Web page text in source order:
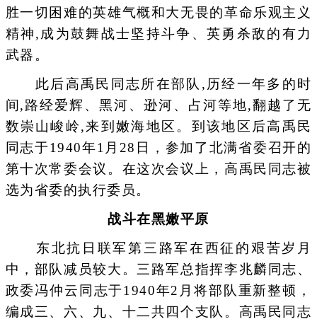
胜一切困难的英雄气概和大无畏的革命乐观主义
精神,成为鼓舞战士坚持斗争、英勇杀敌的有力
武器。
此后高禹民同志所在部队,历经一年多的时
间,路经爱辉、黑河、逊河、占河等地,翻越了无
数崇山峻岭,来到嫩海地区。到该地区后高禹民
同志于1940年1月28日，参加了北满省委召开的
第十次常委会议。在这次会议上，高禹民同志被
选为省委的执行委员。
战斗在黑嫩平原
东北抗日联军第三路军在西征的艰苦岁月
中，部队减员较大。三路军总指挥李兆麟同志、
政委冯仲云同志于1940年2月将部队重新整顿，
编成三、六、九、十二共四个支队。高禹民同志